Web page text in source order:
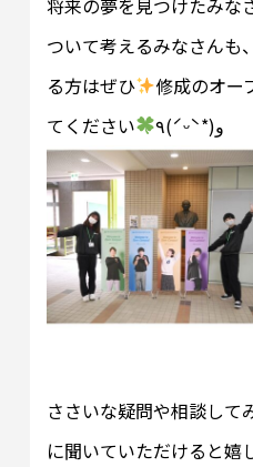
ついて考えるみなさんも
る方はぜひ
修成のオー
てください
٩(ˊᵕˋ*)و
ささいな疑問や相談して
に聞いていただけると嬉